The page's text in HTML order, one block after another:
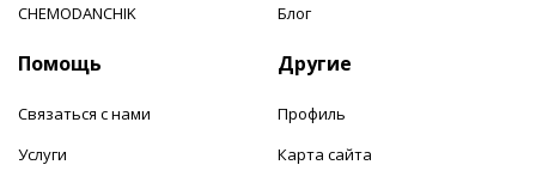
CHEMODANCHIK
Блог
Помощь
Связаться с нами
Услуги
Другие
Профиль
Карта сайта